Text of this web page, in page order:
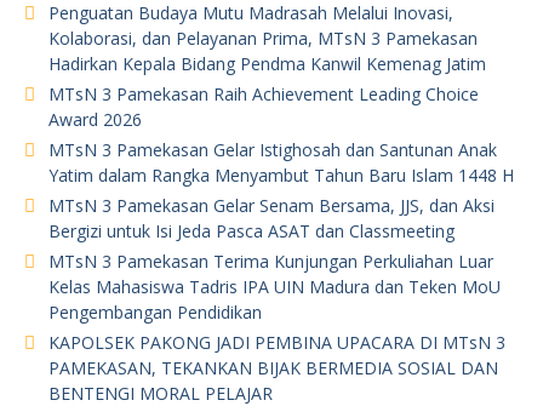
Penguatan Budaya Mutu Madrasah Melalui Inovasi,
Kolaborasi, dan Pelayanan Prima, MTsN 3 Pamekasan
Hadirkan Kepala Bidang Pendma Kanwil Kemenag Jatim
MTsN 3 Pamekasan Raih Achievement Leading Choice
Award 2026
MTsN 3 Pamekasan Gelar Istighosah dan Santunan Anak
Yatim dalam Rangka Menyambut Tahun Baru Islam 1448 H
MTsN 3 Pamekasan Gelar Senam Bersama, JJS, dan Aksi
Bergizi untuk Isi Jeda Pasca ASAT dan Classmeeting
MTsN 3 Pamekasan Terima Kunjungan Perkuliahan Luar
Kelas Mahasiswa Tadris IPA UIN Madura dan Teken MoU
Pengembangan Pendidikan
KAPOLSEK PAKONG JADI PEMBINA UPACARA DI MTsN 3
PAMEKASAN, TEKANKAN BIJAK BERMEDIA SOSIAL DAN
BENTENGI MORAL PELAJAR